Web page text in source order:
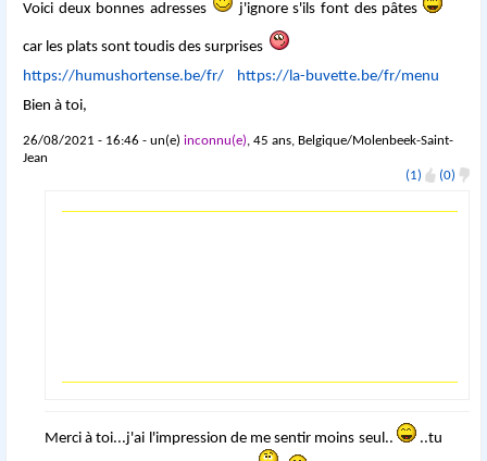
Voici deux bonnes adresses j'ignore s'ils font des pâtes
car les plats sont toudis des surprises
https://humushortense.be/fr/
https://la-buvette.be/fr/menu
Bien à toi,
26/08/2021 - 16:46 - un(e)inconnu(e), 45 ans, Belgique/Molenbeek-Saint-
Jean
(1)
(0)
Merci à toi...j'ai l'impression de me sentir moins seul..
..tu